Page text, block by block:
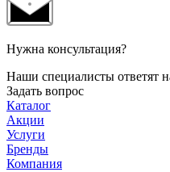
Нужна консультация?
Наши специалисты ответят
Задать вопрос
Каталог
Акции
Услуги
Бренды
Компания